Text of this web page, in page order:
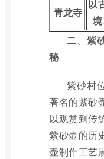
青龙寺
以
二、 紫
秘
紫砂村
著名的紫砂
以观赏到传
紫砂壶的历
壶制作工艺